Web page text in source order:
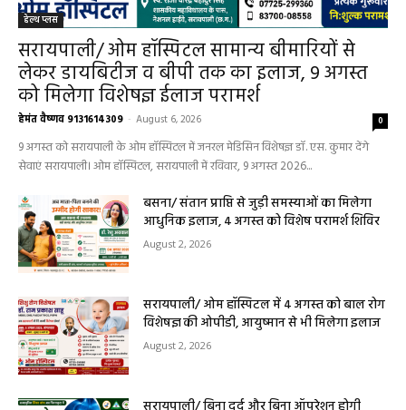
हेल्थ प्लस
सरायपाली/ ओम हॉस्पिटल सामान्य बीमारियों से
लेकर डायबिटीज व बीपी तक का इलाज, 9 अगस्त
को मिलेगा विशेषज्ञ ईलाज परामर्श
हेमंत वैष्णव 9131614309 - August 6, 2026 0
9 अगस्त को सरायपाली के ओम हॉस्पिटल में जनरल मेडिसिन विशेषज्ञ डॉ. एस. कुमार देंगे
सेवाएं सरायपाली। ओम हॉस्पिटल, सरायपाली में रविवार, 9 अगस्त 2026...
बसना/ संतान प्राप्ति से जुड़ी समस्याओं का मिलेगा
आधुनिक इलाज, 4 अगस्त को विशेष परामर्श शिविर
August 2, 2026
सरायपाली/ ओम हॉस्पिटल में 4 अगस्त को बाल रोग
विशेषज्ञ की ओपीडी, आयुष्मान से भी मिलेगा इलाज
August 2, 2026